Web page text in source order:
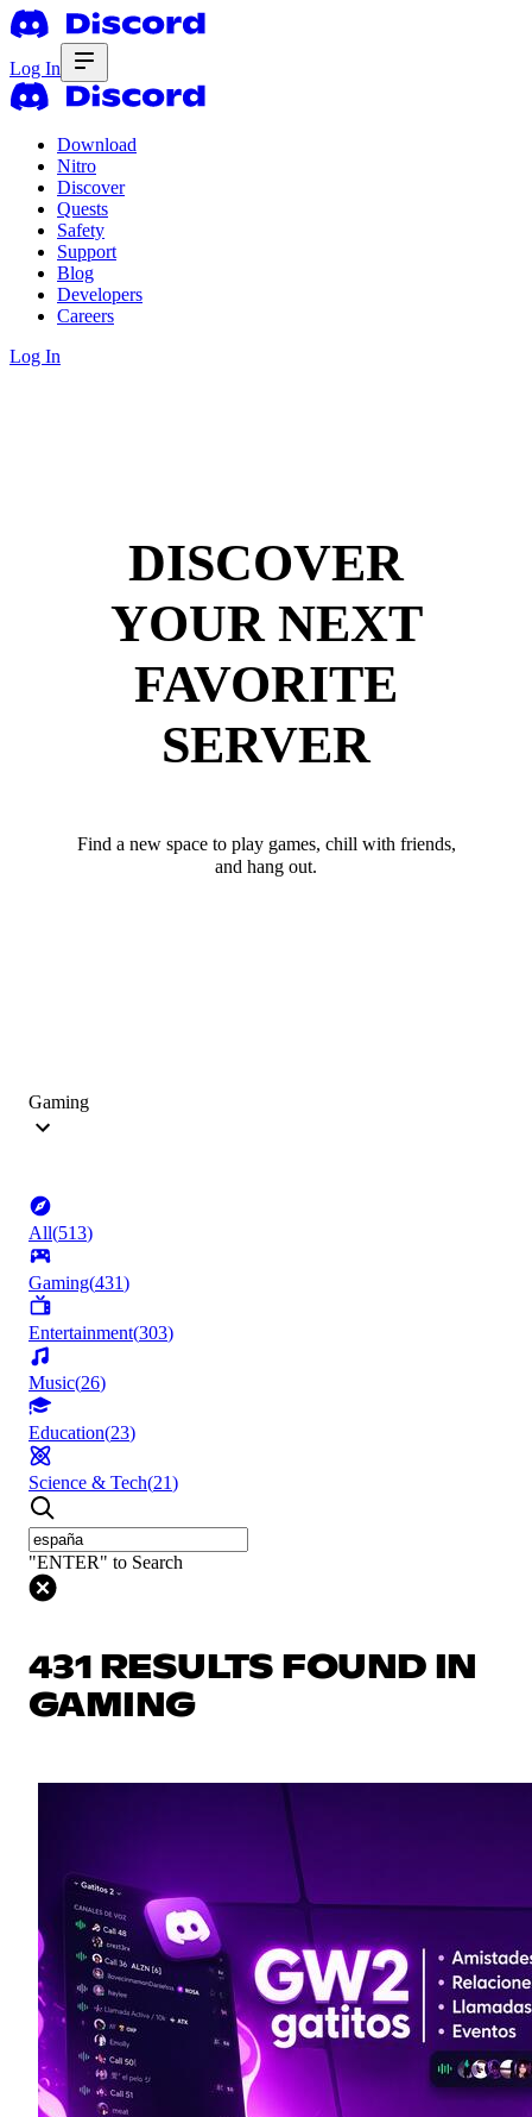
Log In
Download
Nitro
Discover
Quests
Safety
Support
Blog
Developers
Careers
Log In
DISCOVER
YOUR NEXT
FAVORITE
SERVER
Find a new space to play games, chill with friends,
and hang out.
Gaming
All(513)
Gaming(431)
Entertainment(303)
Music(26)
Education(23)
Science & Tech(21)
"ENTER" to Search
431 RESULTS FOUND IN
GAMING